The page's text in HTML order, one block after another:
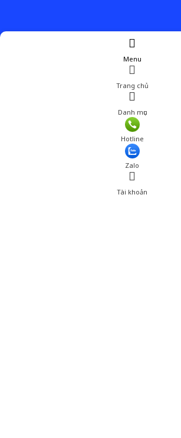
Menu
Trang chủ
Danh mục
Hotline
Zalo
Tài khoản